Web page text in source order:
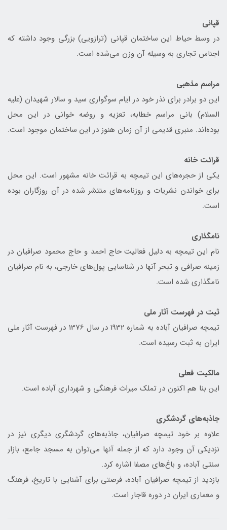
قپانی
در وسط حیاط این ساختمان قپانی (ترازویی) بزرگی وجود داشته که
اجناس تجاری به وسیله آن وزن می‌شده است.
مراسم مذهبی
این دو برادر برای نذر خود در ایام سوگواری سید و سالار شهیدان (علیه
السلام) بانی مراسم خطابه، تعزیه و روضه خوانی در این محل
بوده‌اند. منبری قدیمی از آن زمان هنوز در این ساختمان موجود است.
قرائت خانه
یکی از حجره‌های این تیمچه به قرائت خانه مشهور است. این محل
برای خواندن نشریات و روزنامه‌های منتشر شده در آن روزگاران بوده
است.
نامگذاری
نام این تیمچه به دلیل فعالیت حاج احمد و حاج محمود صرافیان در
زمینه صرافی و تبحر آنها در شناسایی پول‌های خارجی، به نام صرافیان
نامگذاری شده است.
ثبت در فهرست آثار ملی
تیمچه صرافیان آباده به شماره 1932 در سال 1376 در فهرست آثار ملی
ایران به ثبت رسیده است.
مالکیت فعلی
این بنا هم اکنون در تملک میراث فرهنگی و شهرداری آباده است.
جاذبه‌های گردشگری
علاوه بر خود تیمچه صرافیان، جاذبه‌های گردشگری دیگری نیز در
نزدیکی آن وجود دارد که از جمله آنها می‌توان به مسجد جامع، بازار
سنتی آباده، و باغ‌های مصفا اشاره کرد.
بازدید از تیمچه صرافیان آباده، فرصتی برای آشنایی با تاریخ، فرهنگ
و معماری ایران در دوره قاجار است.